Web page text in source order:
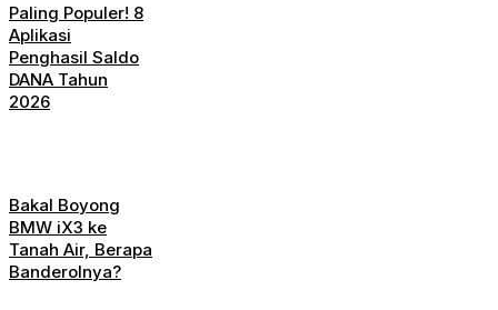
Paling Populer! 8
Aplikasi
Penghasil Saldo
DANA Tahun
2026
Bakal Boyong
BMW iX3 ke
Tanah Air, Berapa
Banderolnya?